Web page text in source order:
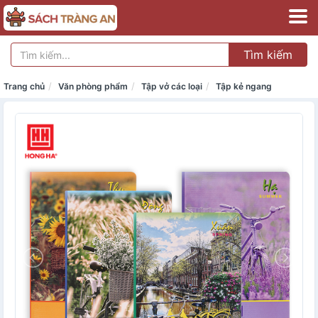
Tìm kiếm
Trang chủ Văn phòng phẩm Tập vở các loại Tập kẻ ngang